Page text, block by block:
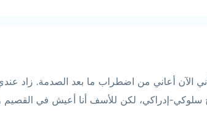
الآن أعاني من اضطراب ما بعد الصدمة. زاد
إدراكي، لكن للأسف أنا أعيش في القصيم